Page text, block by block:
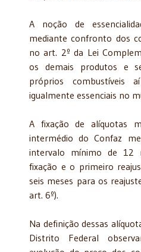
A noção de
mediante confronto dos
no art. 2º da Lei
os demais produtos e
próprios combustíveis
igualmente essenciais no
A fixação de alíquotas
intermédio do Confaz
intervalo mínimo de 12
fixação e o primeiro
seis meses para os
art. 6º).
Na definição dessas
Distrito Federal